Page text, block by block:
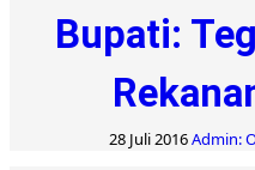
Bupati:
28 Juli 2016Admin: